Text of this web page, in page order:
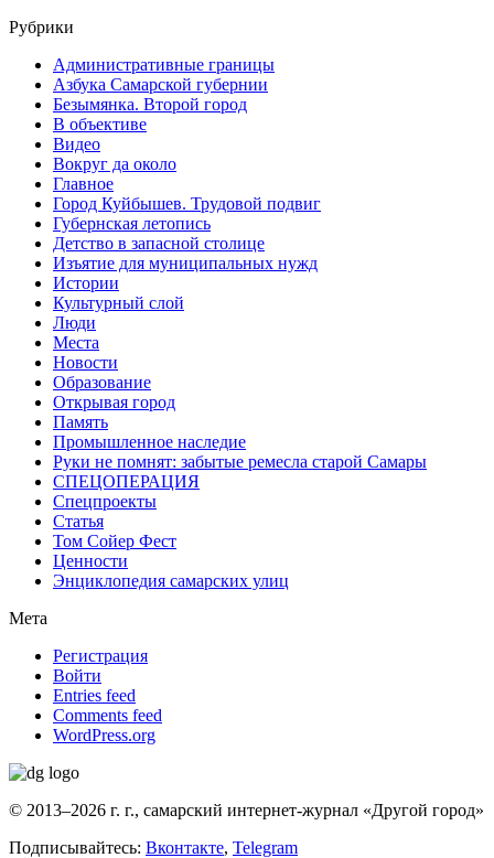
Рубрики
Административные границы
Азбука Самарской губернии
Безымянка. Второй город
В объективе
Видео
Вокруг да около
Главное
Город Куйбышев. Трудовой подвиг
Губернская летопись
Детство в запасной столице
Изъятие для муниципальных нужд
Истории
Культурный слой
Люди
Места
Новости
Образование
Открывая город
Память
Промышленное наследие
Руки не помнят: забытые ремесла старой Самары
СПЕЦОПЕРАЦИЯ
Спецпроекты
Статья
Том Сойер Фест
Ценности
Энциклопедия самарских улиц
Мета
Регистрация
Войти
Entries feed
Comments feed
WordPress.org
© 2013–2026 г. г., самарский интернет-журнал «Другой город»
Подписывайтесь: Вконтакте, Telegram